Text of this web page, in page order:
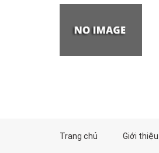
Trang chủ Giới thiệu